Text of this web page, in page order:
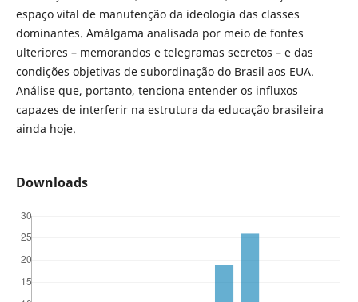
espaço vital de manutenção da ideologia das classes
dominantes. Amálgama analisada por meio de fontes
ulteriores – memorandos e telegramas secretos – e das
condições objetivas de subordinação do Brasil aos EUA.
Análise que, portanto, tenciona entender os influxos
capazes de interferir na estrutura da educação brasileira
ainda hoje.
Downloads